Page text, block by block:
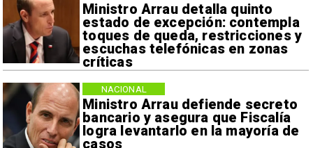
Ministro Arrau detalla quinto
estado de excepción: contempla
toques de queda, restricciones y
escuchas telefónicas en zonas
críticas
Ministro Arrau defiende secreto
bancario y asegura que Fiscalía
logra levantarlo en la mayoría de
casos
NACIONAL